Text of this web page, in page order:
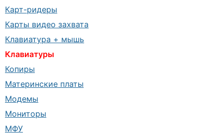
Карт-ридеры
Карты видео захвата
Клавиатура + мышь
Клавиатуры
Копиры
Материнские платы
Модемы
Мониторы
МФУ